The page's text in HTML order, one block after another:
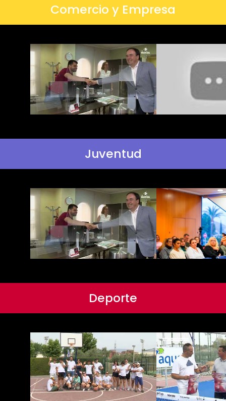
Comercio y Empresa
Juventud
Deporte